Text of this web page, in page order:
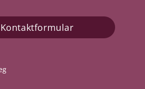
Kontaktformular